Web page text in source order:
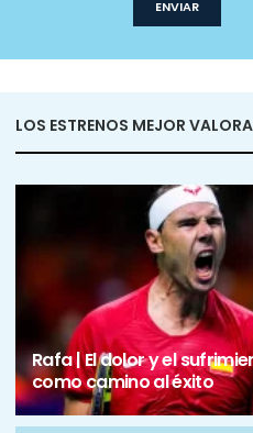
LOS ESTRENOS MEJOR
Rafa | El dolor y el
como camino al éxito